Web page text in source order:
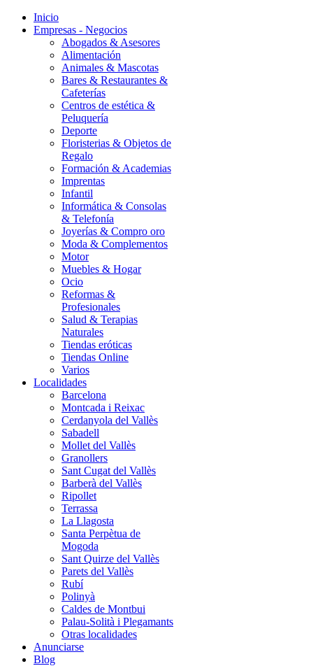
Inicio
Empresas - Negocios
Abogados & Asesores
Alimentación
Animales & Mascotas
Bares & Restaurantes &
Cafeterías
Centros de estética &
Peluquería
Deporte
Floristerias & Objetos de
Regalo
Formación & Academias
Imprentas
Infantil
Informática & Consolas
& Telefonía
Joyerías & Compro oro
Moda & Complementos
Motor
Muebles & Hogar
Ocio
Reformas &
Profesionales
Salud & Terapias
Naturales
Tiendas eróticas
Tiendas Online
Varios
Localidades
Barcelona
Montcada i Reixac
Cerdanyola del Vallès
Sabadell
Mollet del Vallès
Granollers
Sant Cugat del Vallès
Barberà del Vallès
Ripollet
Terrassa
La Llagosta
Santa Perpètua de
Mogoda
Sant Quirze del Vallès
Parets del Vallès
Rubí
Polinyà
Caldes de Montbui
Palau-Solità i Plegamants
Otras localidades
Anunciarse
Blog